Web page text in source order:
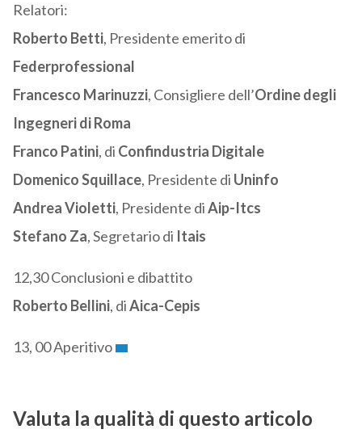
Relatori:
Roberto Betti, Presidente emerito di
Federprofessional
Francesco Marinuzzi, Consigliere dell’Ordine degli
Ingegneridi Roma
Franco Patini, di Confindustria Digitale
Domenico Squillace, Presidente di Uninfo
Andrea Violetti, Presidente diAip-Itcs
Stefano Za, Segretario di Itais
12,30 Conclusioni e dibattito
Roberto Bellini, diAica-Cepis
13, 00 Aperitivo
Valuta la qualità di questo articolo